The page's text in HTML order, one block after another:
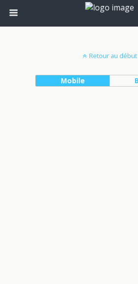
Retour au début
Mobile